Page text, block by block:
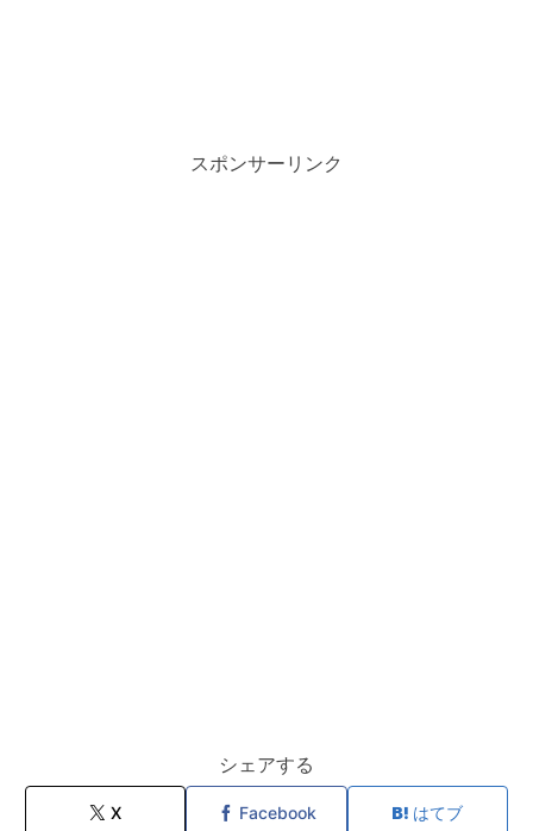
スポンサーリンク
シェアする
X Facebook はてブ